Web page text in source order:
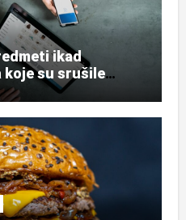
ikad
koje su srušile